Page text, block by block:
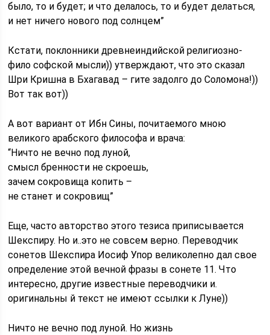
было, то и будет; и что делалось, то и будет делаться,
и нет ничего нового под солнцем”
Кстати, поклонники древнеиндийской религиозно-
фило софской мысли)) утверждают, что это сказал
Шри Кришна в Бхагавад – гите задолго до Соломона!))
Вот так вот))
А вот вариант от Ибн Сины, почитаемого мною
великого арабского философа и врача:
“Ничто не вечно под луной,
смысл бренности не скроешь,
зачем сокровища копить –
не станет и сокровищ”
Еще, часто авторство этого тезиса приписывается
Шекспиру. Но и..это не совсем верно. Переводчик
сонетов Шекспира Иосиф Упор великолепно дал свое
определение этой вечной фразы в сонете 11. Что
интересно, другие известные переводчики и.
оригинальны й текст не имеют ссылки к Луне))
Ничто не вечно под луной. Но жизнь